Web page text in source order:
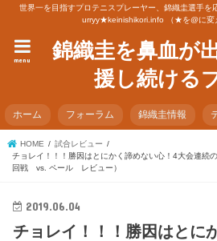
世界一を目指すプロテニスプレーヤー、錦織圭選手
urryy★keinishikori.info （★を@に変
錦織圭を鼻血が
援し続ける
menu
ホーム フォーラム 錦織圭情報
HOME
試合レビュー
チョレイ！！！勝因はとにかく諦めない心！4大会連続
回戦 vs. ペール レビュー）
2019.06.04
チョレイ！！！勝因はとに